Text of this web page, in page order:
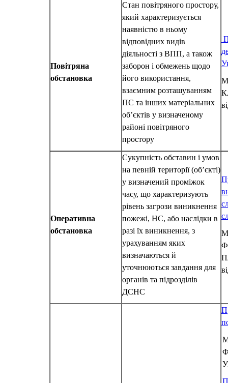
Повітряна
обстановка
Стан повітряного простору,
який характеризується
наявністю в ньому
відповідних видів
діяльності з ВПП, а також
заборон і обмежень щодо
його використання,
взаємним розташуванням
ПС та інших матеріальних
об’єктів у визначеному
районі повітряного
простору
Оперативна
обстановка
Сукупність обставин і умов
на певній території (об’єкті)
у визначений проміжок
часу, що характеризують
рівень загрози виникнення
пожежі, НС, або наслідки в
разі їх виникнення, з
урахуванням яких
визначаються й
уточнюються завдання для
органів та підрозділів
ДСНС